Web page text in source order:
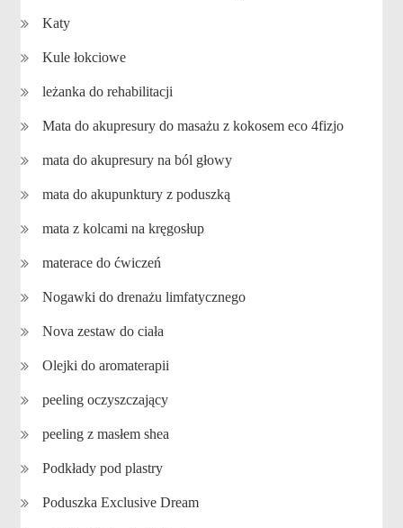
Katy
Kule łokciowe
leżanka do rehabilitacji
Mata do akupresury do masażu z kokosem eco 4fizjo
mata do akupresury na ból głowy
mata do akupunktury z poduszką
mata z kolcami na kręgosłup
materace do ćwiczeń
Nogawki do drenażu limfatycznego
Nova zestaw do ciała
Olejki do aromaterapii
peeling oczyszczający
peeling z masłem shea
Podkłady pod plastry
Poduszka Exclusive Dream